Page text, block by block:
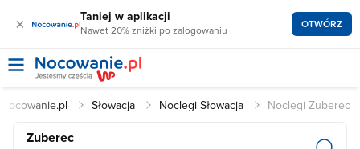
× Taniej w aplikacji
Nawet 20% zniżki po zalogowaniu OTWÓRZ
Nocowanie.pl Słowacja Noclegi Słowacja Noclegi Zuberec
Zuberec